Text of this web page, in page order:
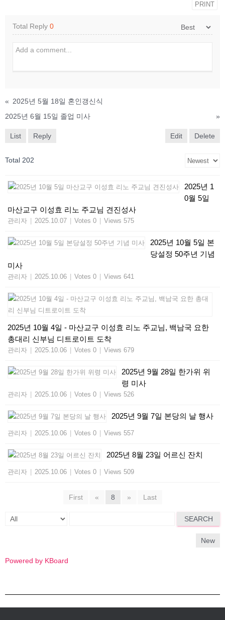
PRINT
Total Reply 0
« 2025년 5월 18일 혼인갱신식
2025년 6월 15일 졸업 미사
»
List Reply Edit Delete
Total 202
2025년 1
0월 5일
마산교구 이성효 리노 주교님 견진성사
관리자 2025.10.07 Votes 0 Views 575
2025년 10월 5일 본
당설정 50주년 기념
미사
관리자 2025.10.06 Votes 0 Views 641
2025년 10월 4일 - 마산교구 이성효 리노 주교님, 백남국 요한
총대리 신부님 디트로이트 도착
관리자 2025.10.06 Votes 0 Views 679
2025년 9월 28일 한가위 위
령 미사
관리자 2025.10.06 Votes 0 Views 526
2025년 9월 7일 본당의 날 행사
관리자 2025.10.06 Votes 0 Views 557
2025년 8월 23일 어르신 잔치
관리자 2025.10.06 Votes 0 Views 509
First « 8 » Last
SEARCH
New
Powered by KBoard